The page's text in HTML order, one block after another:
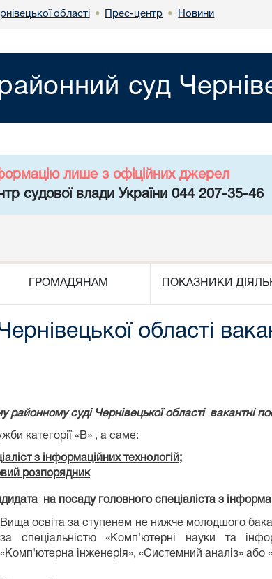
області • Прес-центр • Новини
суд
лише з офіційних джерел
судової влади України 044 207-35-46
ГРОМАДЯНАМ ПОКАЗНИКИ
області
районному суді Чернівецької області вакантні
категорії «В» , а саме:
з інформаційних технологій;
розпорядник
на посаду головного спеціаліста з
Вища освіта за ступенем не нижче молодшого
за спеціальністю «Комп'ютерні науки та
«Комп'ютерна інженерія», «Системний аналіз» або